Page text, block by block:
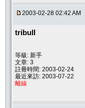
2003-02-28 02:42 AM
tribull
等級: 新手
文章: 3
註冊時間: 2003-02-24
最近來訪: 2003-07-22
離線